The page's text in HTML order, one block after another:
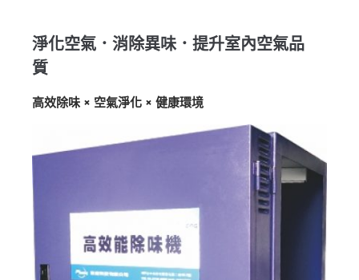
淨化空氣．消除異味．提升室內空氣品
質
高效除味 × 空氣淨化 × 健康環境